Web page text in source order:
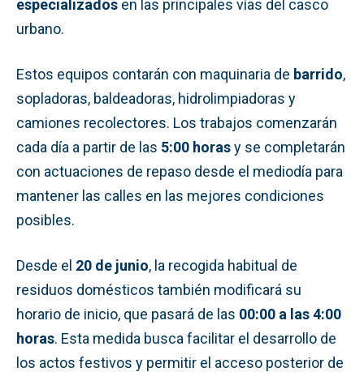
especializados en las principales vías del casco
urbano.
Estos equipos contarán con maquinaria de barrido,
sopladoras, baldeadoras, hidrolimpiadoras y
camiones recolectores. Los trabajos comenzarán
cada día a partir de las 5:00 horasy se completarán
con actuaciones de repaso desde el mediodía para
mantener las calles en las mejores condiciones
posibles.
Desde el 20 de junio, la recogida habitual de
residuos domésticos también modificará su
horario de inicio, que pasará de las 00:00 a las 4:00
horas. Esta medida busca facilitar el desarrollo de
los actos festivos y permitir el acceso posterior de